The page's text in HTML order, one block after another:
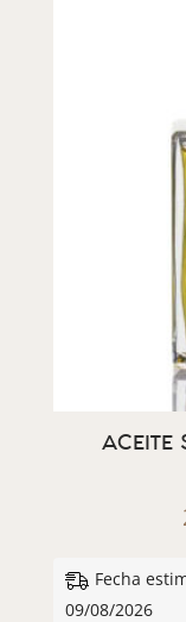
ACEITE
Fecha
09/08/2026